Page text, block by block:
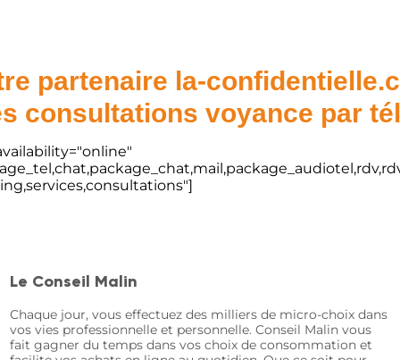
partenaire la-
consultations voyance par
Le Conseil Malin
Chaque jour, vous effectuez des milliers de micro-choix dans
vos vies professionnelle et personnelle. Conseil Malin vous
fait gagner du temps dans vos choix de consommation et